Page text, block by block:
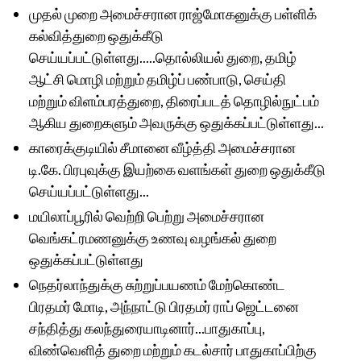
முதல் முறை அமைச்சரான ராஜ்மோகனுக்கு பள்ளிக்
கல்வித்துறை ஒதுக்கீடு
செய்யப்பட்டுள்ளது.....தொல்லியல் துறை, தமிழ்
ஆட்சி மொழி மற்றும் தமிழ்ப் பண்பாடு, செய்தி
மற்றும் விளம்பரத்துறை, திரைப்படத் தொழில்நுட்பம்
ஆகிய துறைகளும் அவருக்கு ஒதுக்கப்பட்டுள்ளது...
காரைக்குடியில் சீமானை வீழ்த்தி அமைச்சரான
டி.கே. பிரபுவுக்கு இயற்கை வளங்கள் துறை ஒதுக்கீடு
செய்யப்பட்டுள்ளது...
மயிலாப்பூரில் வெற்றி பெற்று அமைச்சரான
வெங்கட்ரமணனுக்கு உணவு வழங்கல் துறை
ஒதுக்கப்பட்டுள்ளது
நெதர்லாந்துக்கு சுற்றுப்பயணம் மேற்கொண்ட
பிரதமர் மோடி, அந்நாட்டு பிரதமர் ராப் ஜெட்டனை
சந்தித்து கலந்துரையாடினார்...பாதுகாப்பு,
விண்வெளித் துறை மற்றும் கடல்சார் பாதுகாப்பிற்கு